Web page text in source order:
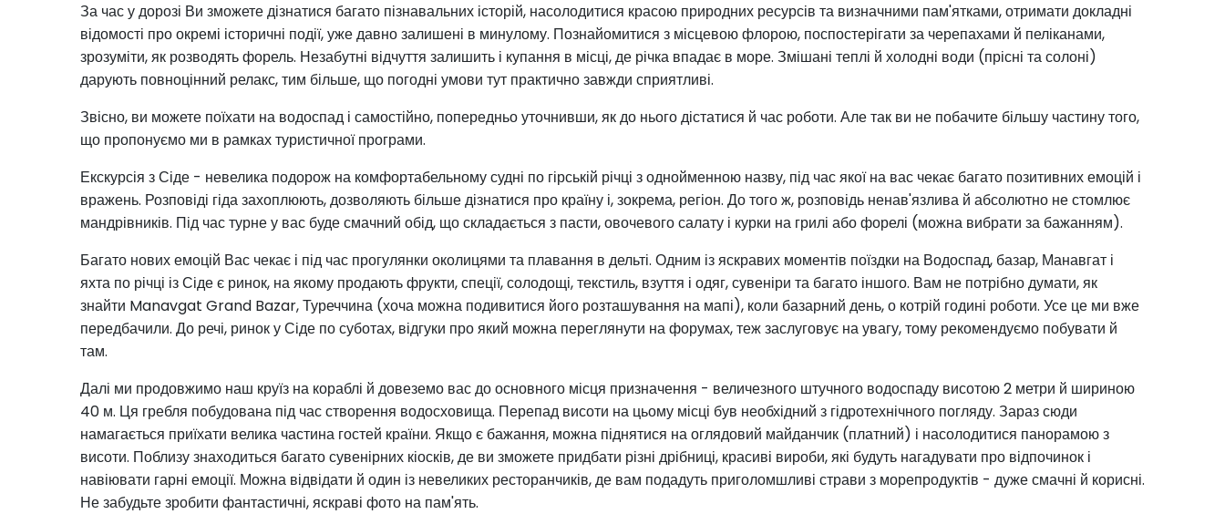
За час у дорозі Ви зможете дізнатися багато пізнавальних історій, насолодитися красою природних ресурсів та визначними пам'ятками, отримати докладні
відомості про окремі історичні події, уже давно залишені в минулому. Познайомитися з місцевою флорою, поспостерігати за черепахами й пеліканами,
зрозуміти, як розводять форель. Незабутні відчуття залишить і купання в місці, де річка впадає в море. Змішані теплі й холодні води (прісні та солоні)
дарують повноцінний релакс, тим більше, що погодні умови тут практично завжди сприятливі.
Звісно, ви можете поїхати на водоспад і самостійно, попередньо уточнивши, як до нього дістатися й час роботи. Але так ви не побачите більшу частину того,
що пропонуємо ми в рамках туристичної програми.
Екскурсія з Сіде - невелика подорож на комфортабельному судні по гірській річці з однойменною назву, під час якої на вас чекає багато позитивних емоцій і
вражень. Розповіді гіда захоплюють, дозволяють більше дізнатися про країну і, зокрема, регіон. До того ж, розповідь ненав'язлива й абсолютно не стомлює
мандрівників. Під час турне у вас буде смачний обід, що складається з пасти, овочевого салату і курки на грилі або форелі (можна вибрати за бажанням).
Багато нових емоцій Вас чекає і під час прогулянки околицями та плавання в дельті. Одним із яскравих моментів поїздки на Водоспад, базар, Манавгат і
яхта по річці із Сіде є ринок, на якому продають фрукти, спеції, солодощі, текстиль, взуття і одяг, сувеніри та багато іншого. Вам не потрібно думати, як
знайти Manavgat Grand Bazar, Туреччина (хоча можна подивитися його розташування на мапі), коли базарний день, о котрій годині роботи. Усе це ми вже
передбачили. До речі, ринок у Сіде по суботах, відгуки про який можна переглянути на форумах, теж заслуговує на увагу, тому рекомендуємо побувати й
там.
Далі ми продовжимо наш круїз на кораблі й довеземо вас до основного місця призначення - величезного штучного водоспаду висотою 2 метри й шириною
40 м. Ця гребля побудована під час створення водосховища. Перепад висоти на цьому місці був необхідний з гідротехнічного погляду. Зараз сюди
намагається приїхати велика частина гостей країни. Якщо є бажання, можна піднятися на оглядовий майданчик (платний) і насолодитися панорамою з
висоти. Поблизу знаходиться багато сувенірних кіосків, де ви зможете придбати різні дрібниці, красиві вироби, які будуть нагадувати про відпочинок і
навіювати гарні емоції. Можна відвідати й один із невеликих ресторанчиків, де вам подадуть приголомшливі страви з морепродуктів - дуже смачні й корисні.
Не забудьте зробити фантастичні, яскраві фото на пам'ять.